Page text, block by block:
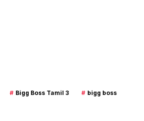
# Bigg Boss Tamil 3 # bigg boss